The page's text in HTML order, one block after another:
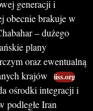
generacji i
obecnie brakuje w
– dużego
plany
oraz ewentualną
krajów
iiss.org
ośrodki integracji i
podległe Iran